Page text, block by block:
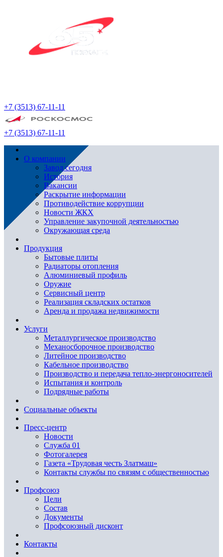
+7 (3513) 67-11-11
+7 (3513) 67-11-11
О компании
Завод сегодня
История
Вакансии
Раскрытие информации
Противодействие коррупции
Новости ЖКХ
Управление закупочной деятельностью
Окружающая среда
Продукция
Бытовые плиты
Радиаторы отопления
Алюминиевый профиль
Оружие
Сервисный центр
Реализация складских остатков
Аренда и продажа недвижимости
Услуги
Металлургическое производство
Механосборочное производство
Литейное производство
Кабельное производство
Производство и передача тепло-энергоносителей
Испытания и контроль
Подрядные работы
Социальные объекты
Пресс-центр
Новости
Служба 01
Фотогалерея
Газета «Трудовая честь Златмаш»
Контакты службы по связям с общественностью
Профсоюз
Цели
Состав
Документы
Профсоюзный дисконт
Контакты